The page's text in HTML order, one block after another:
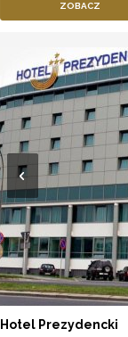
ZOBACZ
Hotel Prezydencki